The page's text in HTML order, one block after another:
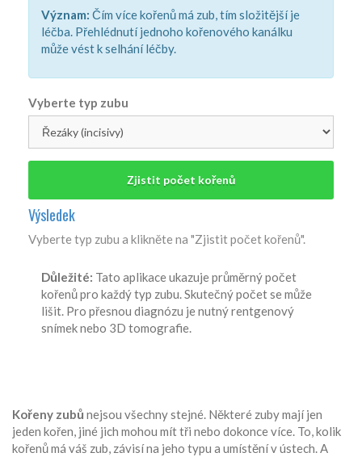
Význam: Čím více kořenů má zub, tím složitější je
léčba. Přehlédnutí jednoho kořenového kanálku
může vést k selhání léčby.
Vyberte typ zubu
Zjistit počet kořenů
Výsledek
Vyberte typ zubu a klikněte na "Zjistit počet kořenů".
Důležité: Tato aplikace ukazuje průměrný počet
kořenů pro každý typ zubu. Skutečný počet se může
lišit. Pro přesnou diagnózu je nutný rentgenový
snímek nebo 3D tomografie.
Kořeny zubů nejsou všechny stejné. Některé zuby mají jen
jeden kořen, jiné jich mohou mít tři nebo dokonce více. To, kolik
kořenů má váš zub, závisí na jeho typu a umístění v ústech. A